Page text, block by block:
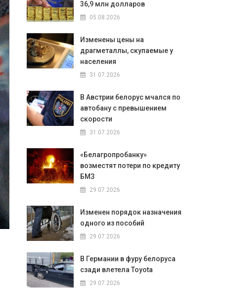
36,9 млн долларов
05.08.2026
Изменены цены на
драгметаллы, скупаемые у
населения
31.07.2026
В Австрии белорус мчался по
автобану с превышением
скорости
31.07.2026
«Белагропробанку»
возместят потери по кредиту
БМЗ
29.07.2026
Изменен порядок назначения
одного из пособий
29.07.2026
В Германии в фуру белоруса
сзади влетела Toyota
29.07.2026